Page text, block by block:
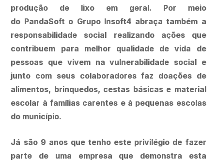
produção de lixo em geral. Por meio
do PandaSoft o Grupo Insoft4 abraça também a
responsabilidade social realizando ações que
contribuem para melhor qualidade de vida de
pessoas que vivem na vulnerabilidade social e
junto com seus colaboradores faz doações de
alimentos, brinquedos, cestas básicas e material
escolar à famílias carentes e à pequenas escolas
do município.
Já são 9 anos que tenho este privilégio de fazer
parte de uma empresa que demonstra esta